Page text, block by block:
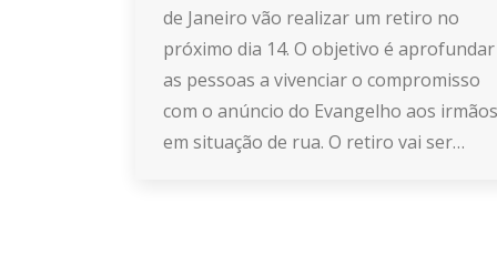
de Janeiro vão realizar um retiro no
próximo dia 14. O objetivo é aprofundar
as pessoas a vivenciar o compromisso
com o anúncio do Evangelho aos irmãos
em situação de rua. O retiro vai ser…